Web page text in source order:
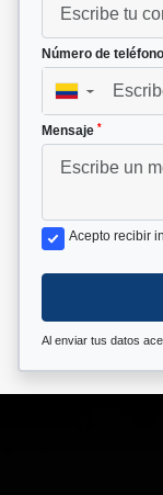
Número de teléfono
▼
Mensaje *
Acepto recibir
Al enviar tus datos